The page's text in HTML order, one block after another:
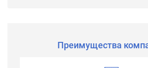
Преимущества